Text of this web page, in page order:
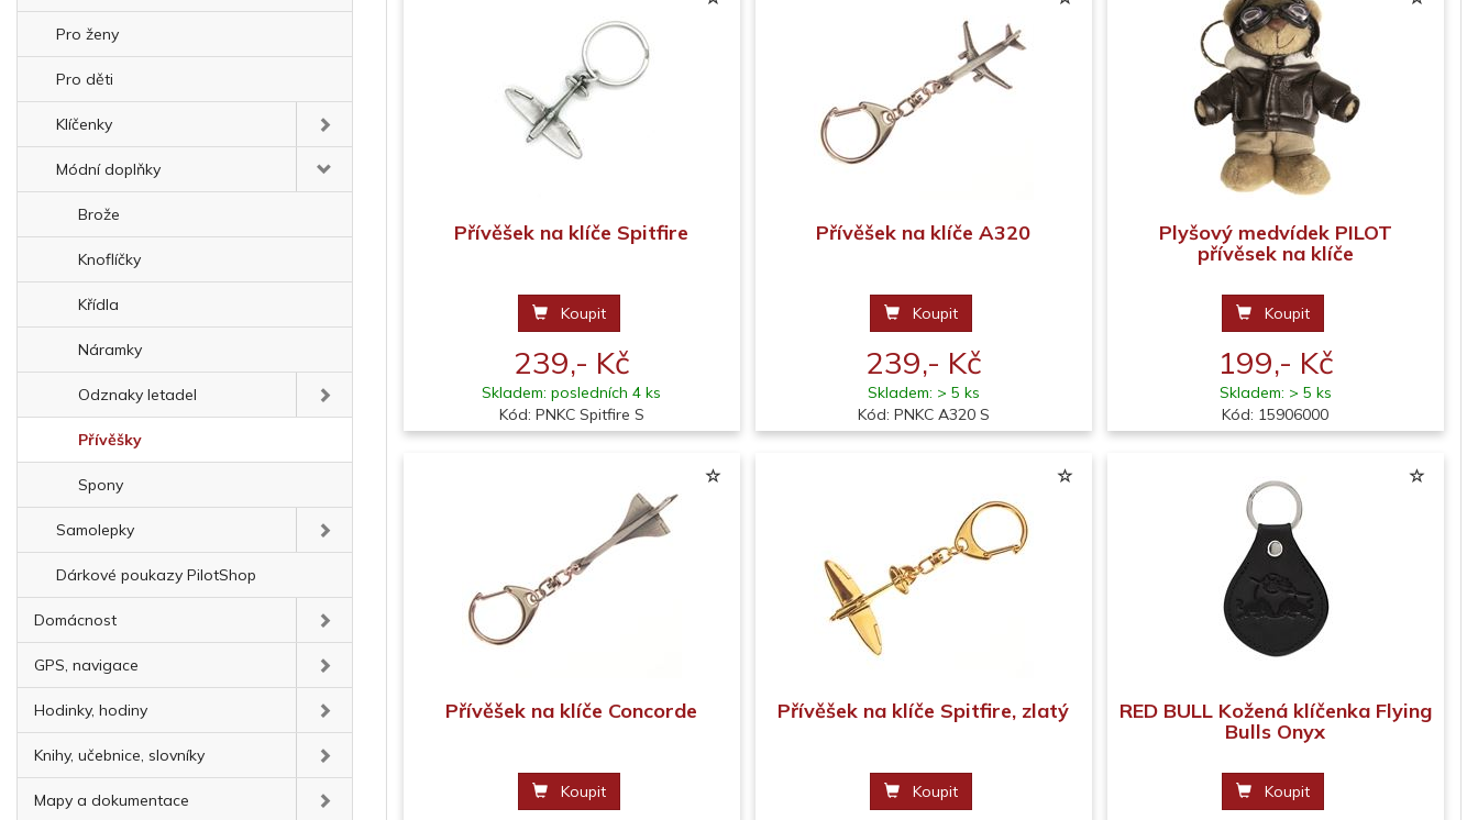
Pro ženy
Pro děti
Klíčenky
Módní doplňky
Brože
Knoflíčky
Křídla
Náramky
Odznaky letadel
Přívěšky
Spony
Samolepky
Dárkové poukazy PilotShop
Domácnost
GPS, navigace
Hodinky, hodiny
Knihy, učebnice, slovníky
Mapy a dokumentace
Přívěšek na klíče Spitfire
Koupit
239,- Kč
Skladem: posledních 4 ks
Kód: PNKC Spitfire S
Přívěšek na klíče A320
Koupit
239,- Kč
Skladem: > 5 ks
Kód: PNKC A320 S
Plyšový medvídek PILOT
přívěsek na klíče
Koupit
199,- Kč
Skladem: > 5 ks
Kód: 15906000
Přívěšek na klíče Concorde
Koupit
Přívěšek na klíče Spitfire, zlatý
Koupit
RED BULL Kožená klíčenka Flying
Bulls Onyx
Koupit